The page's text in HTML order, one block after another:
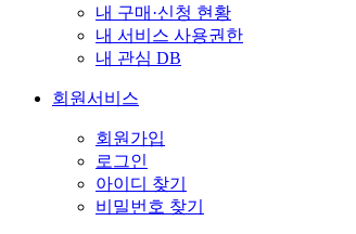
내 구매·신청 현황
내 서비스 사용권한
내 관심 DB
회원서비스
회원가입
로그인
아이디 찾기
비밀번호 찾기